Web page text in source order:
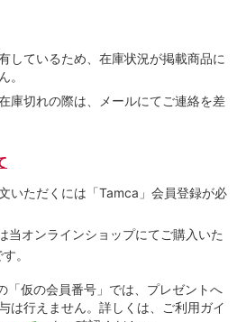
しているため、在庫状況が掲載商品に
。
庫切れの際は、メールにてご連絡を差
いただくには「Tamca」会員登録が必
当オンラインショップにてご購⼊いた
。
「仮の会員番号」では、プレゼントへ
は⾏えません。詳しくは、ご利⽤ガイ